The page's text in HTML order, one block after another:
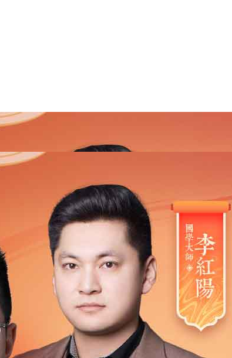
2020 2019 2018 2017 2016
1998 1997 1996 1995 1994 1993 1992